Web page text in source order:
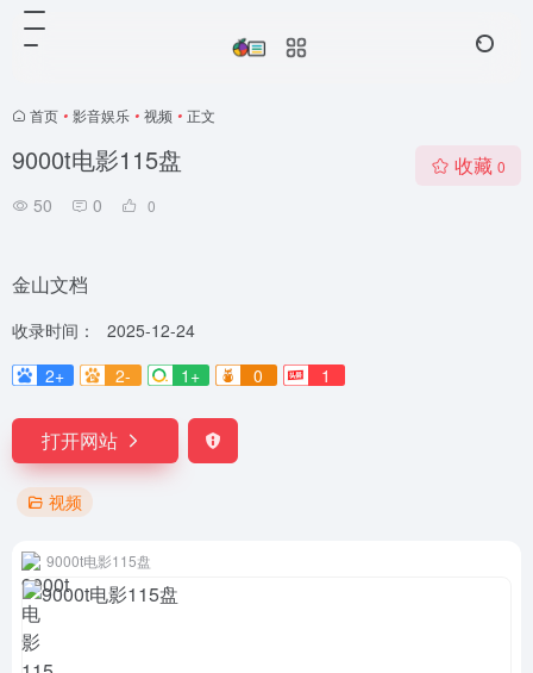
首页 • 影音娱乐 • 视频 • 正文
9000t电影115盘
50 0 0
收藏 0
金山文档
收录时间：
2025-12-24
2+
2- 1+ 0 1
打开网站
视频
9000t电影115盘